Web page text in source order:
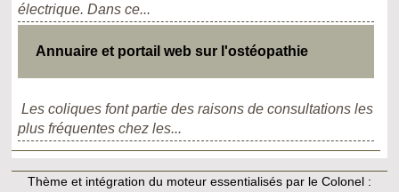
électrique. Dans ce...
Annuaire et portail web sur l'ostéopathie
Les coliques font partie des raisons de consultations les
plus fréquentes chez les...
Thème et intégration du moteur essentialisés par le Colonel :